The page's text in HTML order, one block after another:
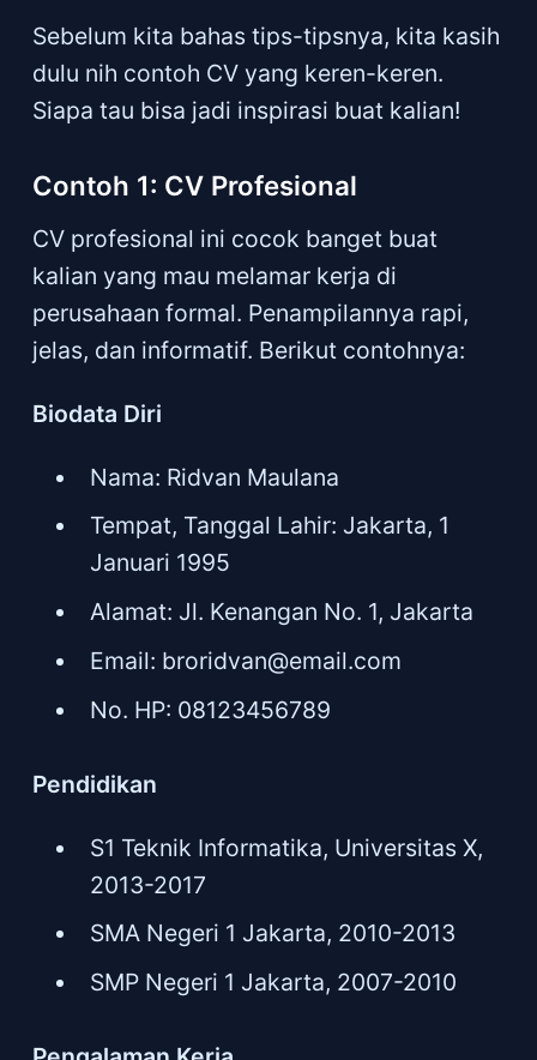
Sebelum kita bahas tips-tipsnya, kita kasih
dulu nih contoh CV yang keren-keren.
Siapa tau bisa jadi inspirasi buat kalian!
Contoh 1: CV Profesional
CV profesional ini cocok banget buat
kalian yang mau melamar kerja di
perusahaan formal. Penampilannya rapi,
jelas, dan informatif. Berikut contohnya:
Biodata Diri
Nama: Ridvan Maulana
Tempat, Tanggal Lahir: Jakarta, 1
Januari 1995
Alamat: Jl. Kenangan No. 1, Jakarta
Email: broridvan@email.com
No. HP: 08123456789
Pendidikan
S1 Teknik Informatika, Universitas X,
2013-2017
SMA Negeri 1 Jakarta, 2010-2013
SMP Negeri 1 Jakarta, 2007-2010